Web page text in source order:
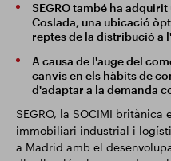
SEGRO també ha adquirit
Coslada, una ubicació
reptes de la distribució a
A causa de l'auge del
canvis en els hàbits de
d'adaptar a la demanda
SEGRO, la SOCIMI
immobiliari industrial i
a Madrid amb el